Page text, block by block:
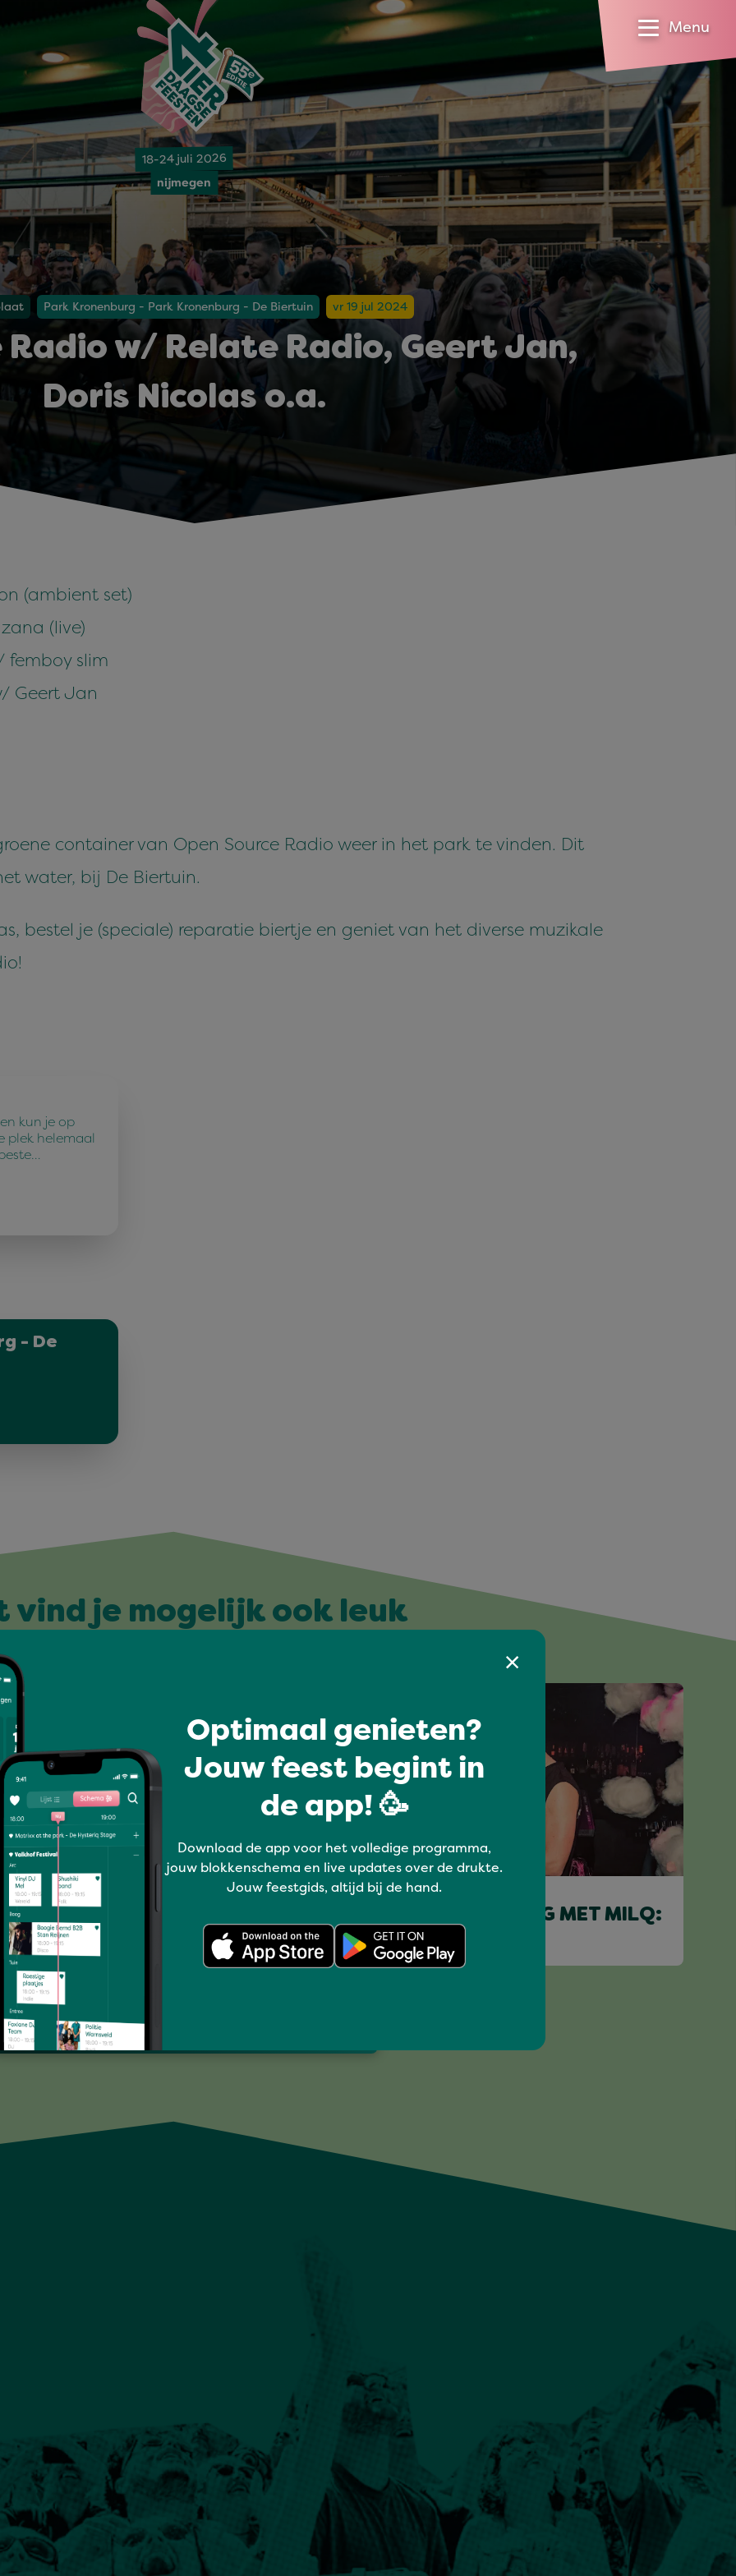
18-24 juli 2026
nijmegen
Menu
Park Kronenburg - Park Kronenburg - De Biertuin vr 19 jul 2024
Radio w/ Relate Radio, Geert Jan,
Doris Nicolas o.a.
(ambient set)
(live)
femboy slim
Geert Jan
container van Open Source Radio weer in het park te vinden. Dit
water, bij De Biertuin.
bestel je (speciale) reparatie biertje en geniet van het diverse muzikale
kun je op
plek helemaal
- De
vind je mogelijk ook leuk
LUCKY DONE GONE
ROZE WOENSDAG MET MILQ:
TMORGZ
Volledig programma
Optimaal genieten?
Jouw feest begint in
de app! 🥳
Download de app voor het volledige programma,
jouw blokkenschema en live updates over de drukte.
Jouw feestgids, altijd bij de hand.